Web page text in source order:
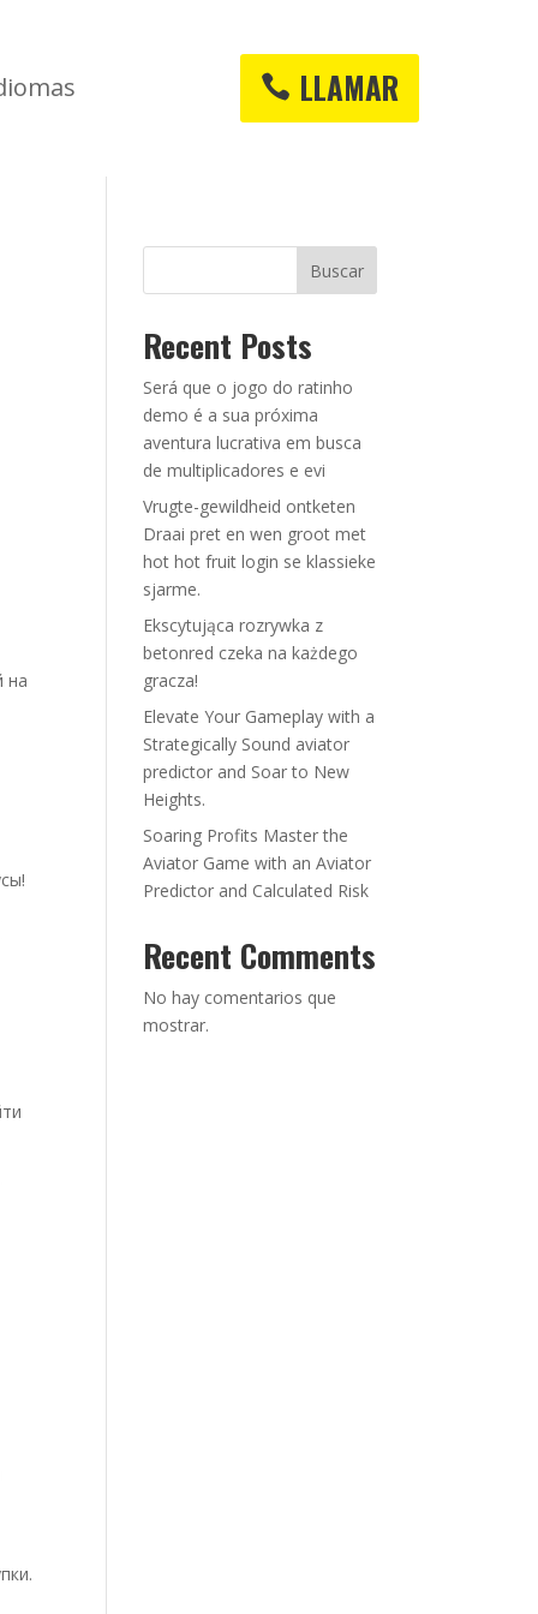
LLAMAR
на
Buscar
Recent Posts
Será que o jogo do ratinho
demo é a sua próxima
aventura lucrativa em busca
de multiplicadores e evi
Vrugte-gewildheid ontketen
Draai pret en wen groot met
hot hot fruit login se klassieke
sjarme.
Ekscytująca rozrywka z
betonred czeka na każdego
gracza!
Elevate Your Gameplay with a
Strategically Sound aviator
predictor and Soar to New
Heights.
Soaring Profits Master the
Aviator Game with an Aviator
Predictor and Calculated Risk
Recent Comments
No hay comentarios que
mostrar.